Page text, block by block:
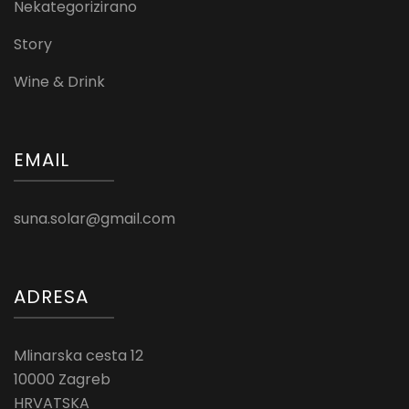
Nekategorizirano
Story
Wine & Drink
EMAIL
suna.solar@gmail.com
ADRESA
Mlinarska cesta 12
10000 Zagreb
HRVATSKA